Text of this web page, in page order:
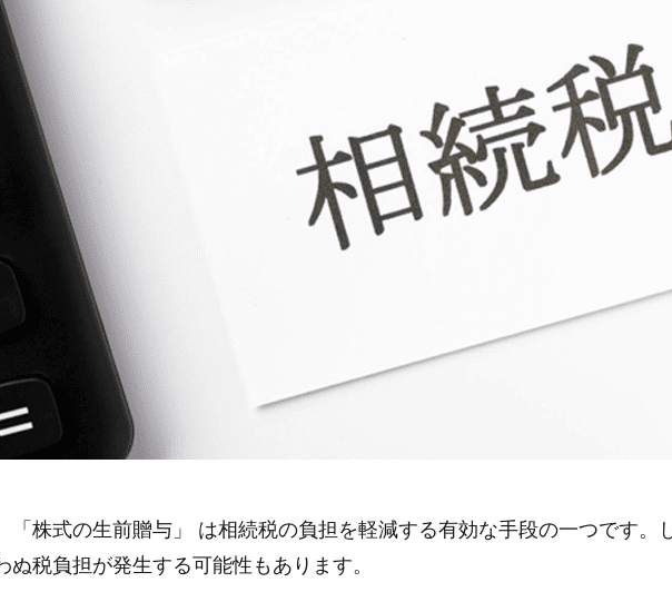
「株式の生前贈与」 は相続税の負担を軽減する有効な手段の一つです。
税負担が発生する可能性もあります。